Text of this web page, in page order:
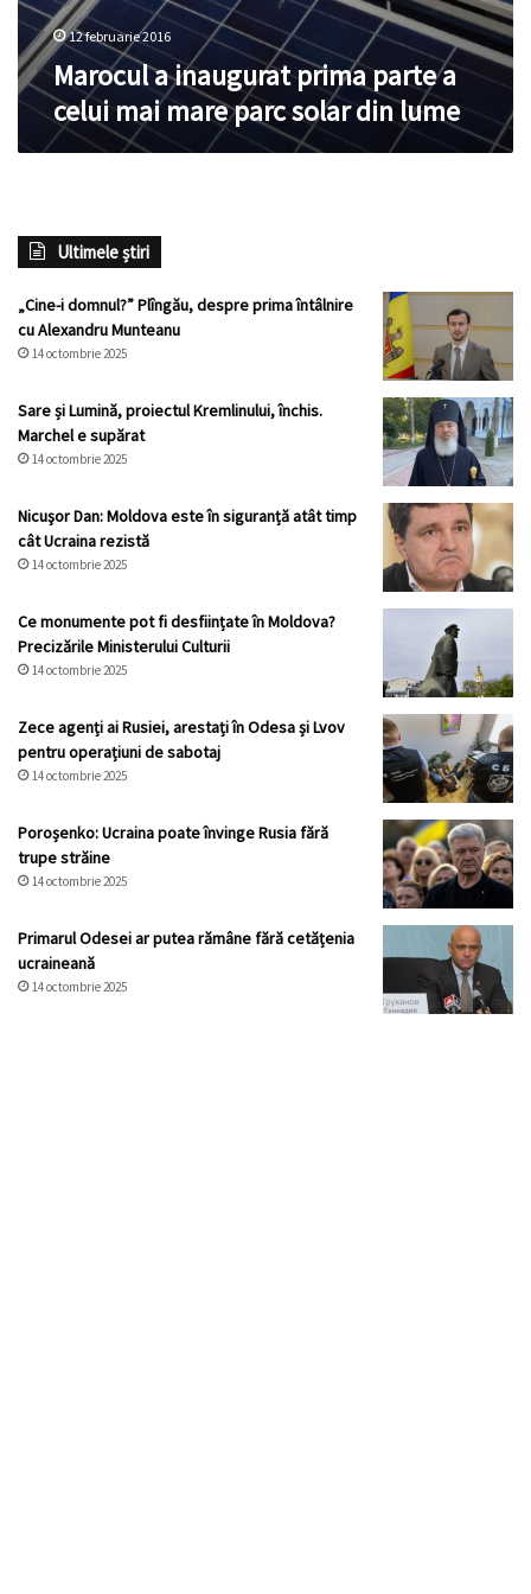
12 februarie 2016
Marocul a inaugurat prima parte a
celui mai mare parc solar din lume
Ultimele știri
„Cine-i domnul?” Plîngău, despre prima întâlnire
cu Alexandru Munteanu
14 octombrie 2025
Sare și Lumină, proiectul Kremlinului, închis.
Marchel e supărat
14 octombrie 2025
Nicuşor Dan: Moldova este în siguranță atât timp
cât Ucraina rezistă
14 octombrie 2025
Ce monumente pot fi desființate în Moldova?
Precizările Ministerului Culturii
14 octombrie 2025
Zece agenți ai Rusiei, arestați în Odesa și Lvov
pentru operațiuni de sabotaj
14 octombrie 2025
Poroșenko: Ucraina poate învinge Rusia fără
trupe străine
14 octombrie 2025
Primarul Odesei ar putea rămâne fără cetățenia
ucraineană
14 octombrie 2025